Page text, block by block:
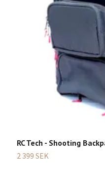
RC Tech - Shooting
2 399 SEK